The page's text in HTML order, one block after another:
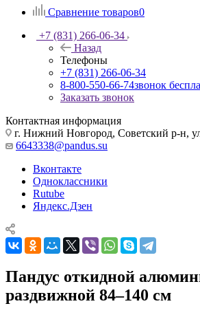
Сравнение товаров0
+7 (831) 266-06-34
Назад
Телефоны
+7 (831) 266-06-34
8-800-550-66-74звонок
Заказать звонок
Контактная информация
г. Нижний Новгород, Советский р-н,
6643338@pandus.su
Вконтакте
Одноклассники
Rutube
Яндекс.Дзен
Пандус откидной
раздвижной 84–140 см